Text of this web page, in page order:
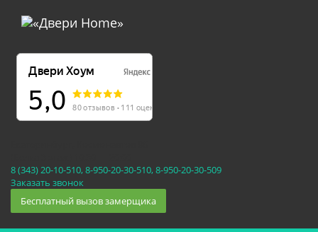
8 (343) 20-10-510, 8-950-20-30-510, 8-950-20-30-509
Заказать звонок
Бесплатный вызов замерщика